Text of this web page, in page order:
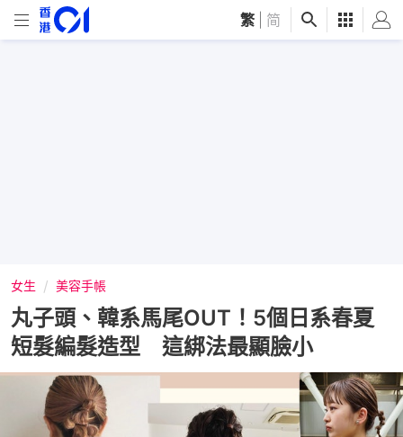
繁 简
女生 美容手帳
丸子頭、韓系馬尾OUT！5個日系春夏
短髮編髮造型 這綁法最顯臉小